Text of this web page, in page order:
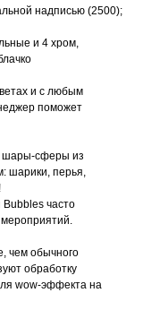
надписью (2500);
и 4 хром,
и с любым
поможет
шары-сферы из
шарики, перья,
часто
чем обычного
обработку
wow-эффекта на